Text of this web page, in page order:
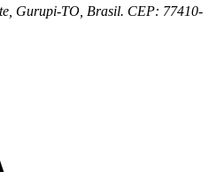
Gurupi-TO, Brasil. CEP: 77410-